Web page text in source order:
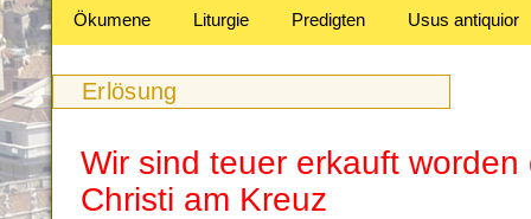
Ökumene
Liturgie Predigten Usus antiquior
Erlösung
Wir sind teuer erkauft
Christi am Kreuz